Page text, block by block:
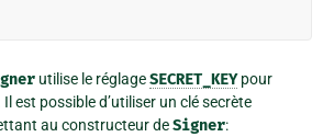
utilise le réglageSECRET_KEYpour
est possible d’utiliser un clé secrète
au constructeur deSigner: